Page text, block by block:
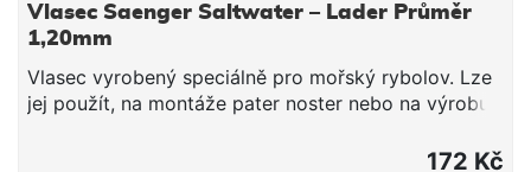
Vlasec Saenger Saltwater – Lader Průměr
1,20mm
Vlasec vyrobený speciálně pro mořský rybolov. Lze
jej použít, na montáže pater noster nebo na výrobu
odolnost proti oděru speciálně konstruovaný pro172 Kč